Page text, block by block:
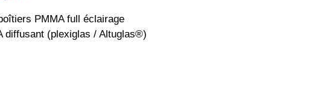
PMMA full éclairage
diffusant (plexiglas / Altuglas®)